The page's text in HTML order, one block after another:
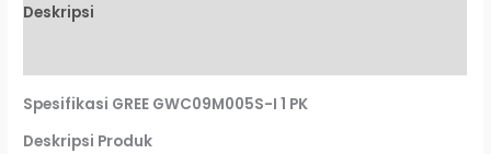
Deskripsi
Spesifikasi GREE GWC09M005S-I 1 PK
Deskripsi Produk